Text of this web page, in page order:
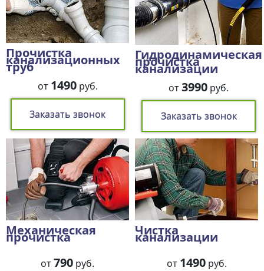
Прочистка
канализационных
труб
от 1490руб.
Заказать звонок
Гидродинамическая
прочистка
канализации
от3990 руб.
Заказать звонок
Механическая
прочистка
от790 руб.
Чистка
канализации
от 1490руб.